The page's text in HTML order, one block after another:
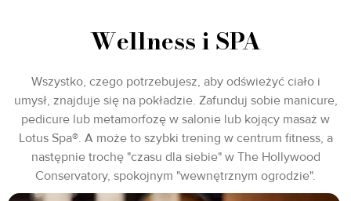
Wellness i SPA
Wszystko, czego potrzebujesz, aby odświeżyć ciało i
umysł, znajduje się na pokładzie. Zafunduj sobie manicure,
pedicure lub metamorfozę w salonie lub kojący masaż w
Lotus Spa®. A może to szybki trening w centrum fitness, a
następnie trochę "czasu dla siebie" w The Hollywood
Conservatory, spokojnym "wewnętrznym ogrodzie".